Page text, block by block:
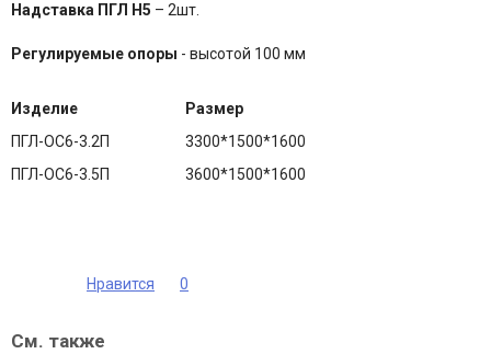
Надставка ПГЛ Н5 – 2шт.
Регулируемые опоры - высотой 100 мм
Изделие
Размер
ПГЛ-ОС6-3.2П
3300*1500*1600
ПГЛ-ОС6-3.5П
3600*1500*1600
Нравится 0
См. также